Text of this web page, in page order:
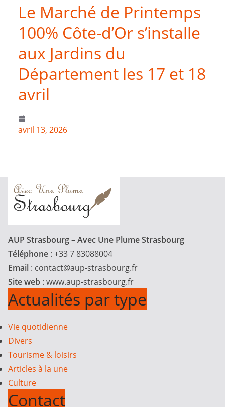
Le Marché de Printemps
100% Côte-d’Or s’installe
aux Jardins du
Département les 17 et 18
avril
avril 13, 2026
AUP Strasbourg – Avec Une Plume Strasbourg
Téléphone : +33 7 83088004
Email : contact@aup-strasbourg.fr
Site web : www.aup-strasbourg.fr
Actualités par type
Vie quotidienne
Divers
Tourisme & loisirs
Articles à la une
Culture
Contact